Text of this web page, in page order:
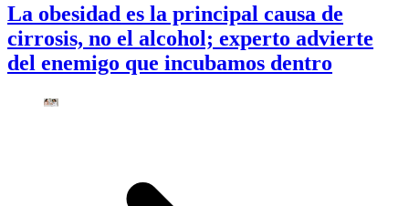
La obesidad es la principal causa de
cirrosis, no el alcohol; experto advierte
del enemigo que incubamos dentro